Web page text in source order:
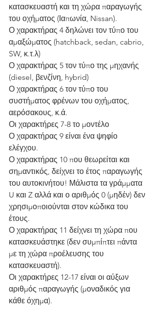
κατασκευαστή και τη χώρα παραγωγής
του οχήματος (Ιαπωνία, Nissan).
Ο χαρακτήρας 4 δηλώνει τον τύπο του
αμαξώματος (hatchback, sedan, cabrio,
SW, κ.τ.λ)
Ο χαρακτήρας 5 τον τύπο της μηχανής
(diesel, βενζίνη, hybrid)
Ο χαρακτήρας 6 τον τύπο του
συστήματος φρένων του οχήματος,
αερόσακους, κ.ά.
Οι χαρακτήρες 7-8 το μοντέλο
Ο χαρακτήρας 9 είναι ένα ψηφίο
ελέγχου.
Ο χαρακτήρας 10 που θεωρείται και
σημαντικός, δείχνει το έτος παραγωγής
του αυτοκινήτου! Μάλιστα τα γράμματα
U και Z αλλά και ο αριθμός 0 (μηδέν) δεν
χρησιμοποιούνται στον κώδικα του
έτους.
Ο χαρακτήρας 11 δείχνει τη χώρα που
κατασκευάστηκε (δεν συμπίπτει πάντα
με τη χώρα προέλευσης του
κατασκευαστή).
Οι χαρακτήρες 12-17 είναι οι αύξων
αριθμός παραγωγής (μοναδικός για
κάθε όχημα).